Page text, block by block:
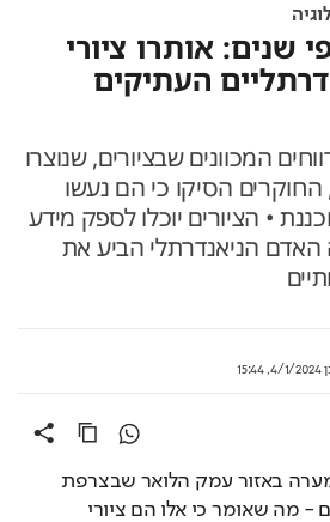
שנים: אותרו ציורי
העתיקים
המכוונים שבציורים, שנוצרו
החוקרים הסיקו כי הם נעשו
• הציורים יוכלו לספק מידע
הניאנדרתלי הביע את
4/1/2024,
במערה באזור עמק הלואר שבצרפת
תוארכו כבני 75 אלף שנים - מה שאומר כי אלו הם ציורי